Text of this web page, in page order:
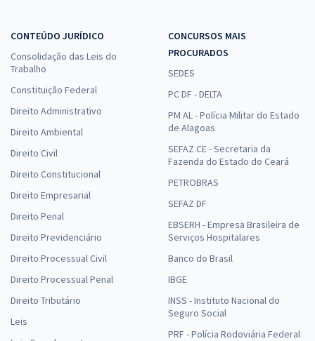
CONTEÚDO JURÍDICO
Consolidação das Leis do
Trabalho
Constituição Federal
Direito Administrativo
Direito Ambiental
Direito Civil
Direito Constitucional
Direito Empresarial
Direito Penal
Direito Previdenciário
Direito Processual Civil
Direito Processual Penal
Direito Tributário
Leis
CONCURSOS MAIS
PROCURADOS
SEDES
PC DF - DELTA
PM AL - Polícia Militar do Estado
de Alagoas
SEFAZ CE - Secretaria da
Fazenda do Estado do Ceará
PETROBRAS
SEFAZ DF
EBSERH - Empresa Brasileira de
Serviços Hospitalares
Banco do Brasil
IBGE
INSS - Instituto Nacional do
Seguro Social
PRF - Polícia Rodoviária Federal